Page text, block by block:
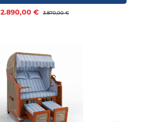
Verkaufspreis:
2.890,00 € Regulärer Preis:
3.870,00 €